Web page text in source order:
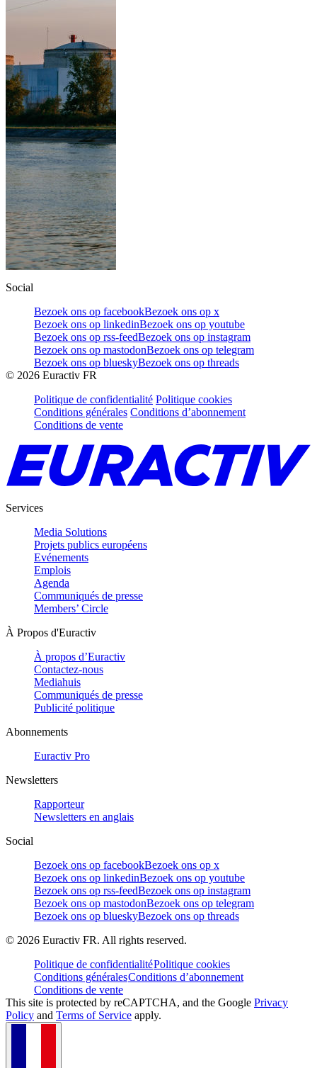
Social
Bezoek ons op facebookBezoek ons op x
Bezoek ons op linkedinBezoek ons op youtube
Bezoek ons op rss-feedBezoek ons op instagram
Bezoek ons op mastodonBezoek ons op telegram
Bezoek ons op blueskyBezoek ons op threads
© 2026 Euractiv FR
Politique de confidentialité Politique cookies
Conditions générales Conditions d’abonnement
Conditions de vente
Services
Media Solutions
Projets publics européens
Evénements
Emplois
Agenda
Communiqués de presse
Members’ Circle
À Propos d'Euractiv
À propos d’Euractiv
Contactez-nous
Mediahuis
Communiqués de presse
Publicité politique
Abonnements
Euractiv Pro
Newsletters
Rapporteur
Newsletters en anglais
Social
Bezoek ons op facebookBezoek ons op x
Bezoek ons op linkedinBezoek ons op youtube
Bezoek ons op rss-feedBezoek ons op instagram
Bezoek ons op mastodonBezoek ons op telegram
Bezoek ons op blueskyBezoek ons op threads
© 2026 Euractiv FR. All rights reserved.
Politique de confidentialitéPolitique cookies
Conditions généralesConditions d’abonnement
Conditions de vente
This site is protected by reCAPTCHA, and the Google Privacy
Policy and Terms of Service apply.